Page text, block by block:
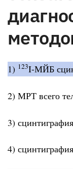
1) 123I-МЙБ
2) МРТ всего
3)
4)